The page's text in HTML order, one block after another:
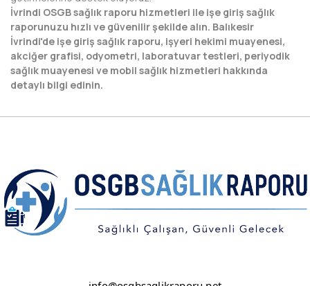
NİĞDE
ORDU
OSMANİYE
RİZE
SAMSUN
SİİRT
SİNOP
İvrindi OSGB sağlık raporu hizmetleri ile işe giriş sağlık
raporunuzu hızlı ve güvenilir şekilde alın. Balıkesir
İvrindi'de işe giriş sağlık raporu, işyeri hekimi muayenesi,
akciğer grafisi, odyometri, laboratuvar testleri, periyodik
sağlık muayenesi ve mobil sağlık hizmetleri hakkında
detaylı bilgi edinin.